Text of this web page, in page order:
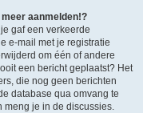
aanmelden!?
gaf een verkeerde
e-mail met je registratie
om één of andere
een bericht geplaatst? Het
die nog geen berichten
database qua omvang te
meng je in de discussies.